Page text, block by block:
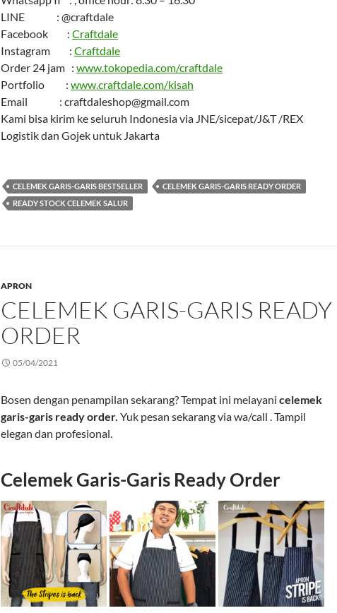
LINE : @craftdale
Facebook : Craftdale
Instagram : Craftdale
Order 24 jam : www.tokopedia.com/craftdale
Portfolio : www.craftdale.com/kisah
Email : craftdaleshop@gmail.com
Kami bisa kirim ke seluruh Indonesia via JNE/sicepat/J&T /REX
Logistik dan Gojek untuk Jakarta
CELEMEK GARIS-GARIS BESTSELLER
CELEMEK GARIS-GARIS READY ORDER
READY STOCK CELEMEK SALUR
APRON
CELEMEK GARIS-GARIS READY
ORDER
05/04/2021
Bosen dengan penampilan sekarang? Tempat ini melayani celemek
garis-garis ready order. Yuk pesan sekarang via wa/call . Tampil
elegan dan profesional.
Celemek Garis-Garis Ready Order